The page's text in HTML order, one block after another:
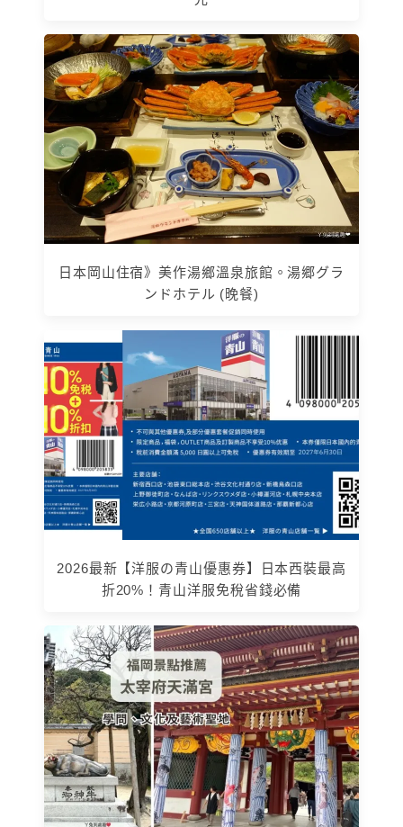
日本岡山住宿》美作湯鄉溫泉旅館。湯郷グラ
ンドホテル (晚餐)
2026最新【洋服の青山優惠券】日本西裝最高
折20%！青山洋服免稅省錢必備